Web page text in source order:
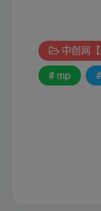
中创网【
# mp